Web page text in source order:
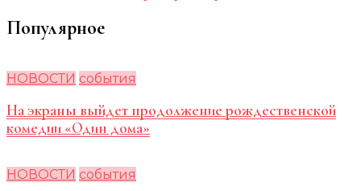
Популярное
НОВОСТИ события
На экраны выйдет продолжение рождественской
комедии «Один дома»
НОВОСТИ события